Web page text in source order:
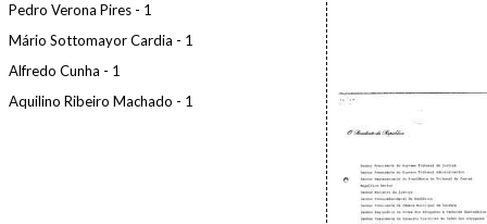
Pedro Verona Pires - 1
Mário Sottomayor Cardia - 1
Alfredo Cunha - 1
Aquilino Ribeiro Machado - 1